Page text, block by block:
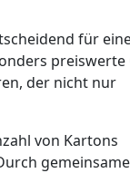
für
der nicht nur
von Kartons
gemeinsame